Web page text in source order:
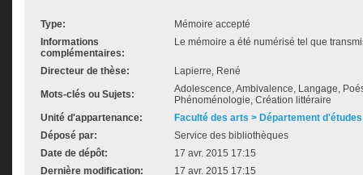
Type:
Mémoire accepté
Informations
complémentaires:
Le mémoire a été numérisé tel que
Directeur de thèse: Lapierre, René
Mots-clés ou Sujets:
Adolescence, Ambivalence, Langage,
Phénoménologie, Création littéraire
Unité d'appartenance:
Faculté des arts > Département
Déposé par:
Service des bibliothèques
Date de dépôt:
17 avr. 2015 17:15
Dernière modification:
17 avr. 2015 17:15